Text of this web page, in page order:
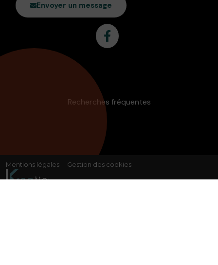
Envoyer un message
Recherches fréquentes
Mentions légales Gestion des cookies